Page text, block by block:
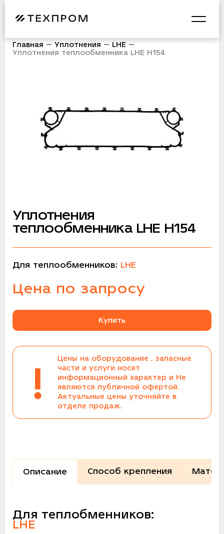
Главная Уплотнения
LHE
Уплотнения теплообменника LHE H154
Уплотнения
теплообменника LHE H154
Для теплообменников: LHE
Цена по запросу
Купить
!
Цены на оборудование , запасные
части и услуги носят
информационный характер и Не
являются публичной офертой.
Актуальные цены уточняйте в
отделе продаж.
Описание Способ крепления
Для теплобменников:
LHE